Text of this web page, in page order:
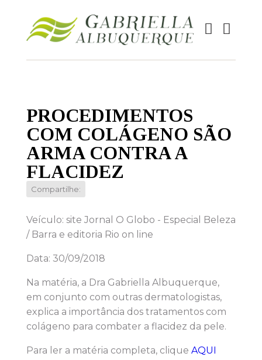
PROCEDIMENTOS
COM COLÁGENO SÃO
ARMA CONTRA A
FLACIDEZ
Compartilhe:
Veículo: site Jornal O Globo - Especial Beleza
/ Barra e editoria Rio on line
Data: 30/09/2018
Na matéria, a Dra Gabriella Albuquerque,
em conjunto com outras dermatologistas,
explica a importância dos tratamentos com
colágeno para combater a flacidez da pele.
Para ler a matéria completa, clique AQUI